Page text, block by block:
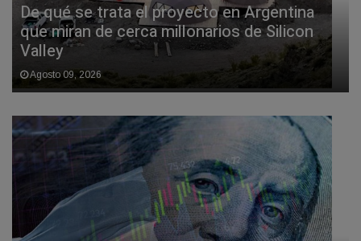
De qué se trata el proyecto en Argentina
que miran de cerca millonarios de Silicon
Valley
Agosto 09, 2026